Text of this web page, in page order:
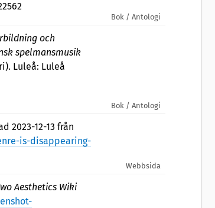
Bok / Antologi
och
spelmansmusik
Luleå: Luleå
Bok / Antologi
2023-12-13 från
is-disappearing-
Webbsida
Aesthetics Wiki